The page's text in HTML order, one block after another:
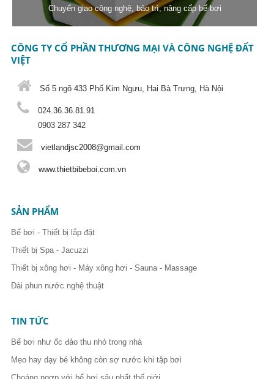
Chuyển giao công nghệ, bảo trì, nâng cấp bể bơi
CÔNG TY CỔ PHẦN THƯƠNG MẠI VÀ CÔNG NGHỆ ĐẤT
VIỆT
Số 5 ngõ 433 Phố Kim Ngưu, Hai Bà Trưng, Hà Nội
024.36.36.81.91
0903 287 342
vietlandjsc2008@gmail.com
www.thietbibeboi.com.vn
SẢN PHẨM
Bể bơi - Thiết bị lắp đặt
Thiết bị Spa - Jacuzzi
Thiết bị xông hơi - Máy xông hơi - Sauna - Massage
Đài phun nước nghệ thuật
TIN TỨC
Bể bơi như ốc đảo thu nhỏ trong nhà
Mẹo hay dạy bé không còn sợ nước khi tập bơi